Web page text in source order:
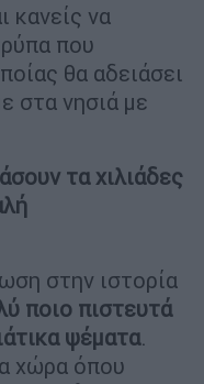
κανείς να
που
θα αδειάσει
στα νησιά με
τα χιλιάδες
στην ιστορία
ποιο πιστευτά
ψέματα.
χώρα όπου